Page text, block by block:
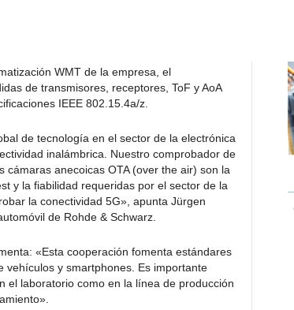
en el rango de ondas milimétricas/FR2 de
desafíos asociados a los test de UWB, tanto
combina las funciones de un analizador de
En combinación con las cámaras
WMT de la empresa, el
de transmisores, receptores, ToF y AoA
IEEE 802.15.4a/z.
de tecnología en el sector de la electrónica
inalámbrica. Nuestro comprobador de
cámaras anecoicas OTA (over the air) son la
y la fiabilidad requeridas por el sector de la
la conectividad 5G», apunta Jürgen
de Rohde & Schwarz.
«Esta cooperación fomenta estándares
vehículos y smartphones. Es importante
el laboratorio como en la línea de producción